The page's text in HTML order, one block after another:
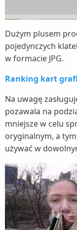
Dużym plusem
pojedynczych
w formacie JPG.
Ranking kart
Na uwagę
pozawala na
mniejsze w celu
oryginalnym, a
używać w